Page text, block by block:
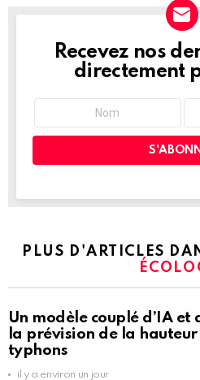
NEWSLETTER
Recevez nos
directement
PLUS D'ARTICLES
Un modèle couplé d’IA
la prévision de la hauteur
typhons
il y a environ un jour